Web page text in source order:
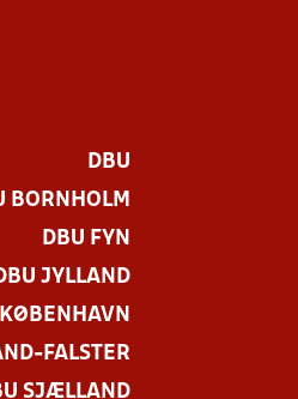
DBU
BORNHOLM
DBU FYN
JYLLAND
FALSTER
SJÆLLAND